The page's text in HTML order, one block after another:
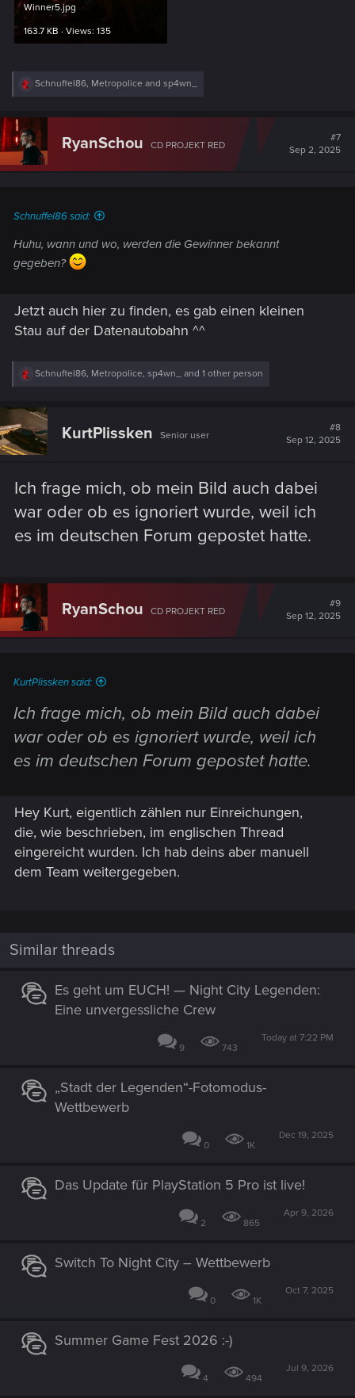
Winner5.jpg
163.7 KB · Views: 135
R
c
t
i
o
n
Schnuffel86, Metropolice and sp4wn_
RyanSchou CD PROJEKT RED
#7
Sep 2, 2025
Schnuffel86 said:
Huhu, wann und wo, werden die Gewinner bekannt
gegeben?
Jetzt auch hier zu finden, es gab einen kleinen
Stau auf der Datenautobahn ^^
R
c
i
o
:
Schnuffel86, Metropolice, sp4wn_ and 1 other person
KurtPlissken Senior user
#8
Sep 12, 2025
Ich frage mich, ob mein Bild auch dabei
war oder ob es ignoriert wurde, weil ich
es im deutschen Forum gepostet hatte.
RyanSchou CD PROJEKT RED
#9
Sep 12, 2025
KurtPlissken said:
Ich frage mich, ob mein Bild auch dabei
war oder ob es ignoriert wurde, weil ich
es im deutschen Forum gepostet hatte.
Hey Kurt, eigentlich zählen nur Einreichungen,
die, wie beschrieben, im englischen Thread
eingereicht wurden. Ich hab deins aber manuell
dem Team weitergegeben.
Similar threads
Es geht um EUCH! — Night City Legenden:
Eine unvergessliche Crew
9 743
Today at 7:22 PM
„Stadt der Legenden“-Fotomodus-
Wettbewerb
0 1K
Dec 19, 2025
Das Update für PlayStation 5 Pro ist live!
2 865
Apr 9, 2026
Switch To Night City – Wettbewerb
0 1K
Oct 7, 2025
Summer Game Fest 2026 :-)
4 494
Jul 9, 2026